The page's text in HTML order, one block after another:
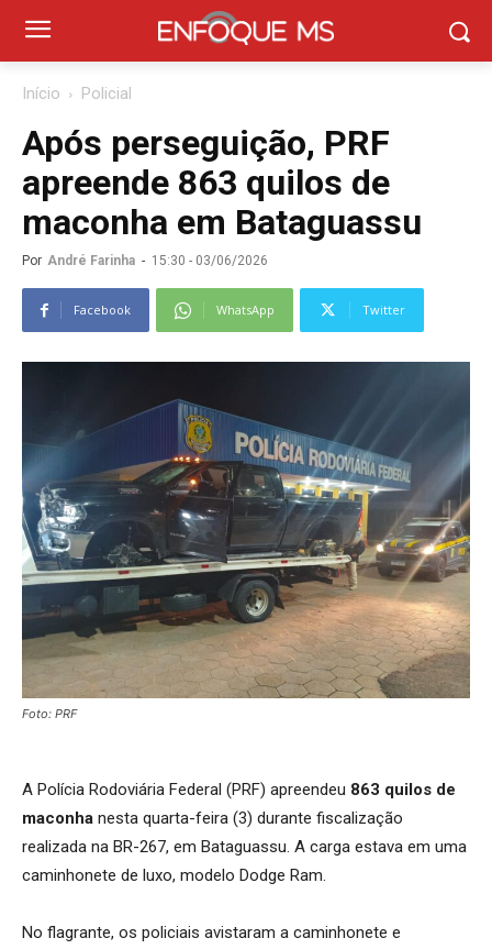
Início Policial
Após perseguição, PRF
apreende 863 quilos de
maconha em Bataguassu
Por André Farinha - 15:30 - 03/06/2026
Facebook WhatsApp Twitter
Foto: PRF
A Polícia Rodoviária Federal (PRF) apreendeu 863 quilos de
maconha nesta quarta-feira (3) durante fiscalização
realizada na BR-267, em Bataguassu. A carga estava em uma
caminhonete de luxo, modelo Dodge Ram.
No flagrante, os policiais avistaram a caminhonete e